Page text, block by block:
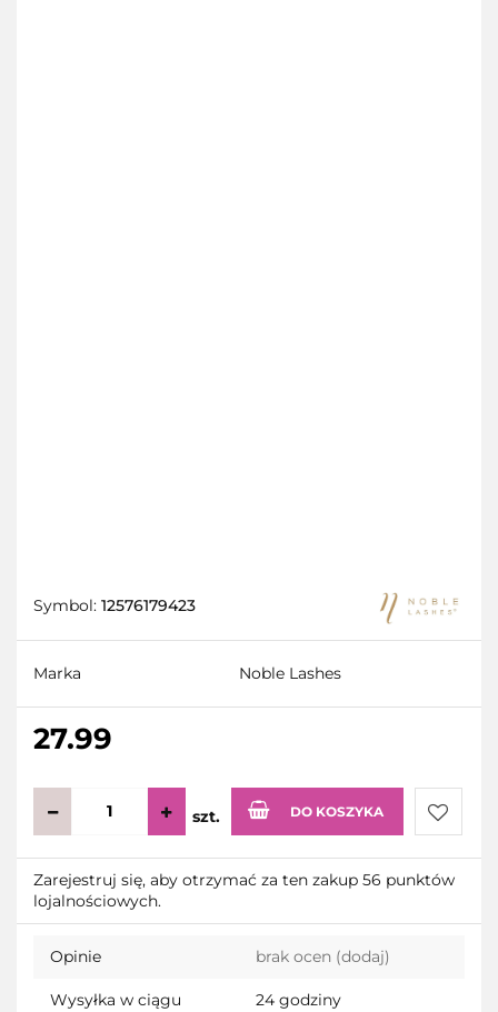
Symbol: 12576179423
Marka Noble Lashes
27.99
szt. DO KOSZYKA
Do
Zarejestruj się, aby otrzymać za ten zakup 56 punktów
lojalnościowych.
Opinie brak ocen (dodaj)
Wysyłka w ciągu 24 godziny